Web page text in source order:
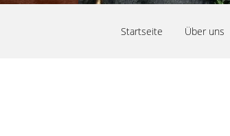
Startseite Über uns